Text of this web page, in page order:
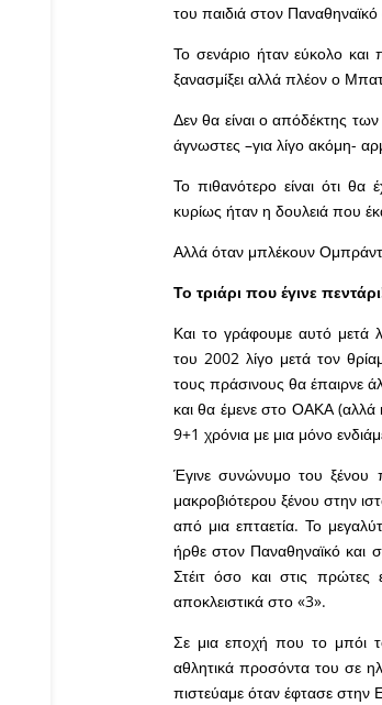
του παιδιά στον
Το σενάριο ήταν εύκολο και
ξανασμίξει αλλά πλέον ο
Δεν θα είναι ο απόδέκτης
άγνωστες –για λίγο ακόμη-
Το πιθανότερο είναι ότι θα
κυρίως ήταν η δουλειά που
Αλλά όταν μπλέκουν
Το τριάρι που έγινε
Και το γράφουμε αυτό μετά
του 2002 λίγο μετά τον
τους πράσινους θα έπαιρνε
και θα έμενε στο ΟΑΚΑ (αλλά
9+1 χρόνια με μια μόνο
Έγινε συνώνυμο του ξένου
μακροβιότερου ξένου στην
από μια επταετία. Το
ήρθε στον Παναθηναϊκό και
Στέιτ όσο και στις πρώτες
αποκλειστικά στο «3».
Σε μια εποχή που το μπόι
αθλητικά προσόντα του σε
πιστεύαμε όταν έφτασε στην